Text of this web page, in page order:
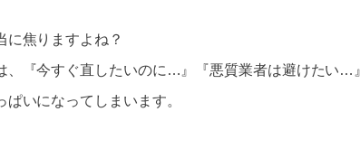
に焦りますよね？
、『今すぐ直したいのに…』『悪質業者は避けたい…
いになってしまいます。